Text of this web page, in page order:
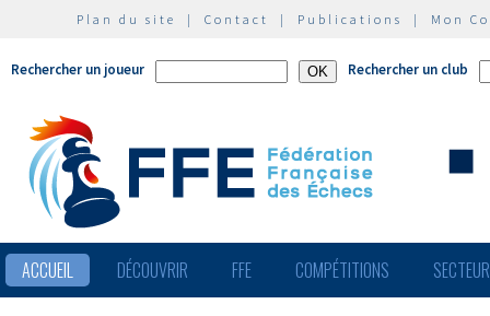
Plan du site | Contact | Publications | Mon
Rechercher un joueur Rechercher un club
ACCUEIL DÉCOUVRIR FFE COMPÉTITIONS